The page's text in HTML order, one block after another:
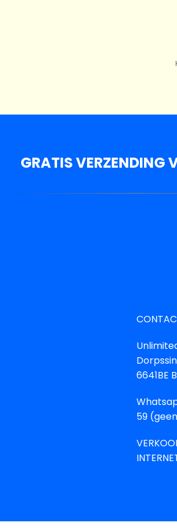
GRATIS VERZENDING
6641BE
59